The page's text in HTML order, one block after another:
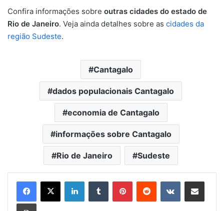
Confira informações sobre outras cidades do estado de
Rio de Janeiro. Veja ainda detalhes sobre as cidades da
região Sudeste.
Cantagalo
dados populacionais Cantagalo
economia de Cantagalo
informações sobre Cantagalo
Rio de Janeiro Sudeste
LinkedinTumblr PinterestReddit VK Compartilhar via e-mail
Imprimir